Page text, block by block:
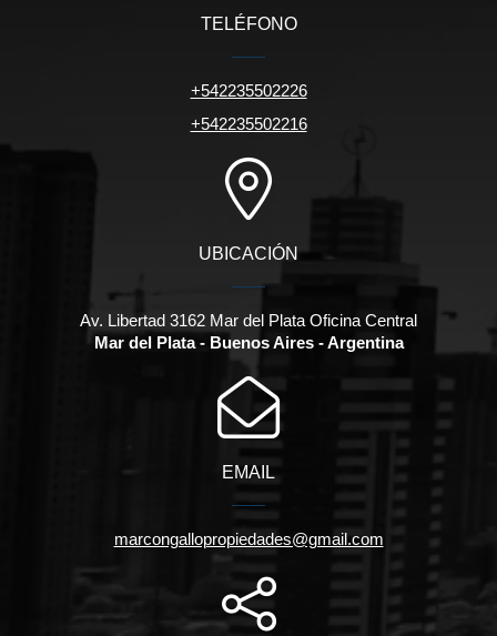
TELÉFONO
+542235502226
+542235502216
UBICACIÓN
Av. Libertad 3162 Mar del Plata Oficina Central
Mar del Plata - Buenos Aires - Argentina
EMAIL
marcongallopropiedades@gmail.com